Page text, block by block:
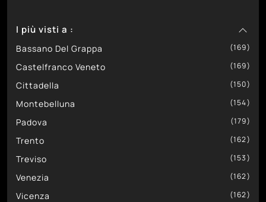
Con Testiera 51
Imbottiti 232
Sommier 9
I più visti a :
Bassano Del Grappa 169
Castelfranco Veneto 169
Cittadella 150
Montebelluna 154
Padova 179
Trento 162
Treviso 153
Venezia 162
Vicenza 162